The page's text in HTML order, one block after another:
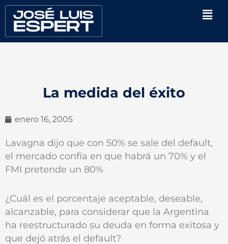
contenido
La medida del éxito
enero 16, 2005
Lavagna dijo que con 50% se sale del default,
el mercado confía en que habrá un 70% y el
FMI pretende un 80%
¿Cuál es el porcentaje aceptable, deseable,
alcanzable, para considerar que la Argentina
ha reestructurado su deuda en forma exitosa y
que dejó atrás el default?